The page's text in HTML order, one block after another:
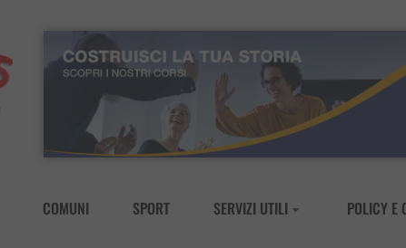
COMUNI SPORT SERVIZI UTILI
POLICY E